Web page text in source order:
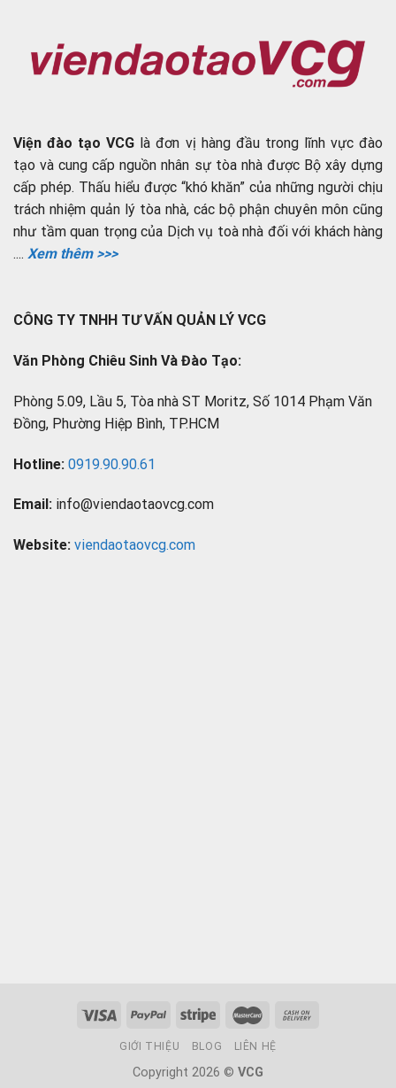
Viện đào tạo VCG là đơn vị hàng đầu trong lĩnh vực đào
tạo và cung cấp nguồn nhân sự tòa nhà được Bộ xây dựng
cấp phép. Thấu hiểu được “khó khăn” của những người chịu
trách nhiệm quản lý tòa nhà, các bộ phận chuyên môn cũng
như tầm quan trọng của Dịch vụ toà nhà đối với khách hàng
.... Xem thêm >>>
CÔNG TY TNHH TƯ VẤN QUẢN LÝ VCG
Văn Phòng Chiêu Sinh Và Đào Tạo:
Phòng 5.09, Lầu 5, Tòa nhà ST Moritz, Số 1014 Phạm Văn
Đồng, Phường Hiệp Bình, TP.HCM
Hotline: 0919.90.90.61
Email: info@viendaotaovcg.com
Website: viendaotaovcg.com
GIỚI THIỆU BLOG LIÊN HỆ
Copyright 2026 © VCG